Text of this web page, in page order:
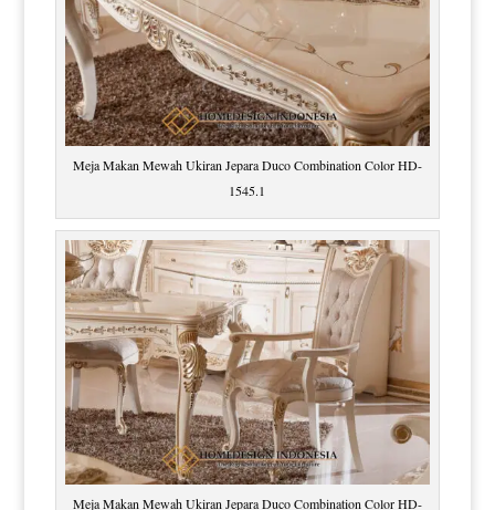
Meja Makan Mewah Ukiran Jepara Duco Combination Color HD-
1545.1
Meja Makan Mewah Ukiran Jepara Duco Combination Color HD-